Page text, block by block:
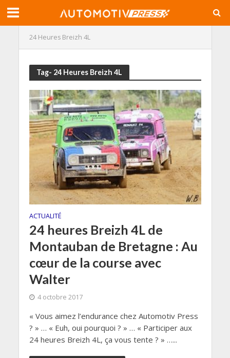
24 Heures Breizh 4L
Tag- 24 Heures Breizh 4L
ACTUALITÉ
24 heures Breizh 4L de
Montauban de Bretagne : Au
cœur de la course avec
Walter
4 octobre 2017
« Vous aimez l’endurance chez Automotiv Press
? » … « Euh, oui pourquoi ? » … « Participer aux
24 heures Breizh 4L, ça vous tente ? » …...